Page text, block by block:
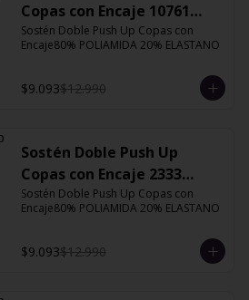
Copas con Encaje 10761
Orquidea
Sostén Doble Push Up Copas con
Encaje80% POLIAMIDA 20% ELASTANO
$9.093$12.990
Sostén Doble Push Up
Copas con Encaje 2333
Cobalto
Sostén Doble Push Up Copas con
Encaje80% POLIAMIDA 20% ELASTANO
$9.093$12.990